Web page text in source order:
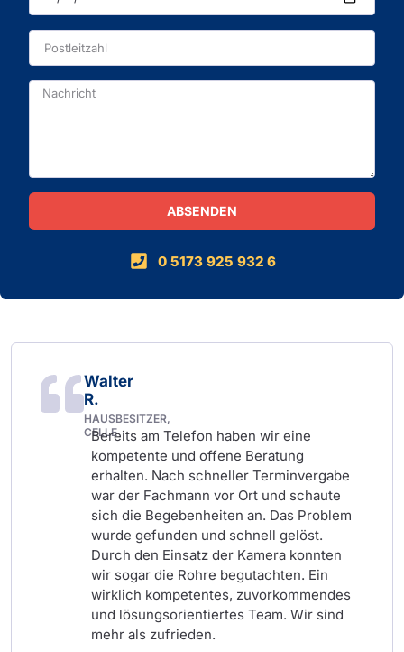
Walter
R.
HAUSBESITZER,
CELLE
Bereits am Telefon haben wir eine
kompetente und offene Beratung
erhalten. Nach schneller Terminvergabe
war der Fachmann vor Ort und schaute
sich die Begebenheiten an. Das Problem
wurde gefunden und schnell gelöst.
Durch den Einsatz der Kamera konnten
wir sogar die Rohre begutachten. Ein
wirklich kompetentes, zuvorkommendes
und lösungsorientiertes Team. Wir sind
mehr als zufrieden.
ABSENDEN
0 5173 925 932 6